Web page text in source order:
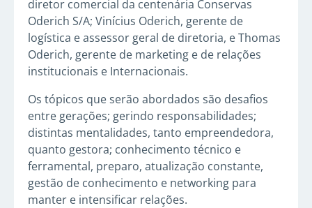
diretor comercial da centenária Conservas
Oderich S/A; Vinícius Oderich, gerente de
logística e assessor geral de diretoria, e Thomas
Oderich, gerente de marketing e de relações
institucionais e Internacionais.
Os tópicos que serão abordados são desafios
entre gerações; gerindo responsabilidades;
distintas mentalidades, tanto empreendedora,
quanto gestora; conhecimento técnico e
ferramental, preparo, atualização constante,
gestão de conhecimento e networking para
manter e intensificar relações.